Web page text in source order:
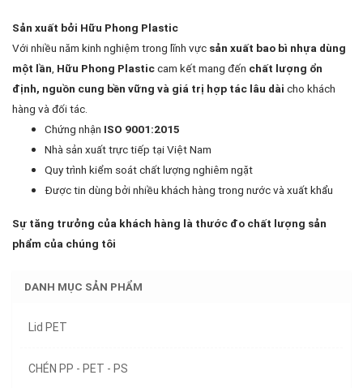
Sản xuất bởi Hữu Phong Plastic
Với nhiều năm kinh nghiệm trong lĩnh vực sản xuất bao bì nhựa dùng
một lần, Hữu Phong Plasticcam kết mang đến chất lượng ổn
định, nguồn cung bền vững và giá trị hợp tác lâu dài cho khách
hàng và đối tác.
Chứng nhận ISO 9001:2015
Nhà sản xuất trực tiếp tại Việt Nam
Quy trình kiểm soát chất lượng nghiêm ngặt
Được tin dùng bởi nhiều khách hàng trong nước và xuất khẩu
Sự tăng trưởng của khách hàng là thước đo chất lượng sản
phẩm của chúng tôi
DANH MỤC SẢN PHẨM
Lid PET
CHÉN PP - PET - PS